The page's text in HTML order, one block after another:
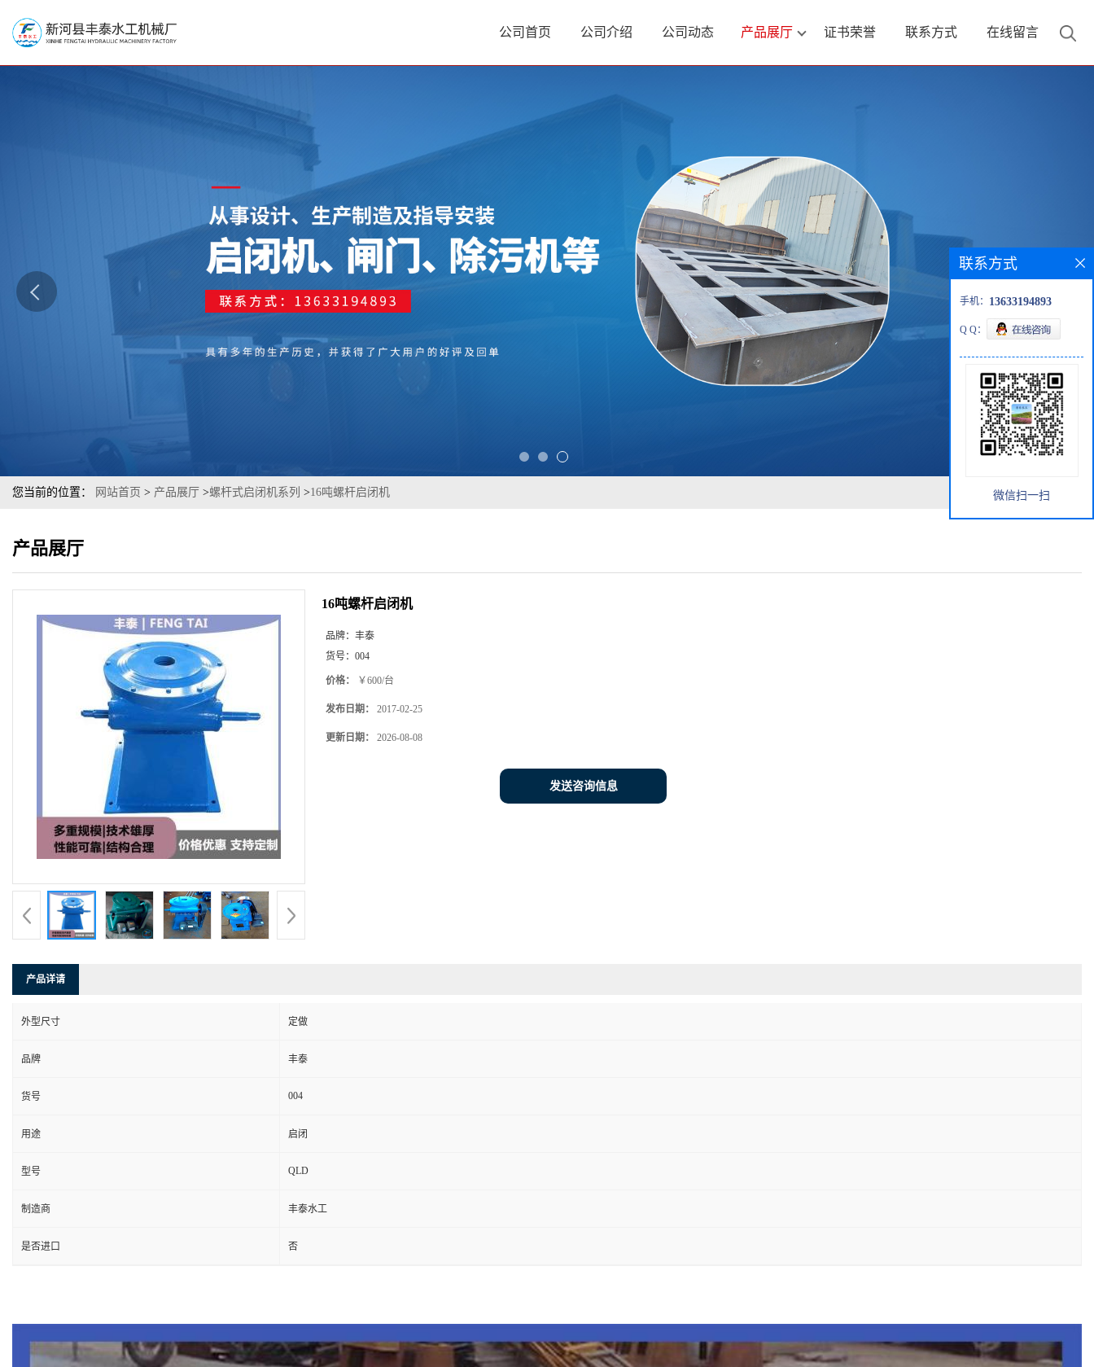
公司首页 公司介绍 公司动态 产品展厅 证书荣誉 联系方式 在线留言
您当前的位置： 网站首页 > 产品展厅 >螺杆式启闭机系列 >16吨螺杆启闭机
产品展厅
16吨螺杆启闭机
品牌： 丰泰
货号： 004
价格： ￥600/台
发布日期： 2017-02-25
更新日期： 2026-08-08
发送咨询信息
产品详请
外型尺寸 定做
品牌 丰泰
货号 004
用途 启闭
型号 QLD
制造商 丰泰水工
是否进口 否
联系方式
手机： 13633194893
Q Q：
微信扫一扫